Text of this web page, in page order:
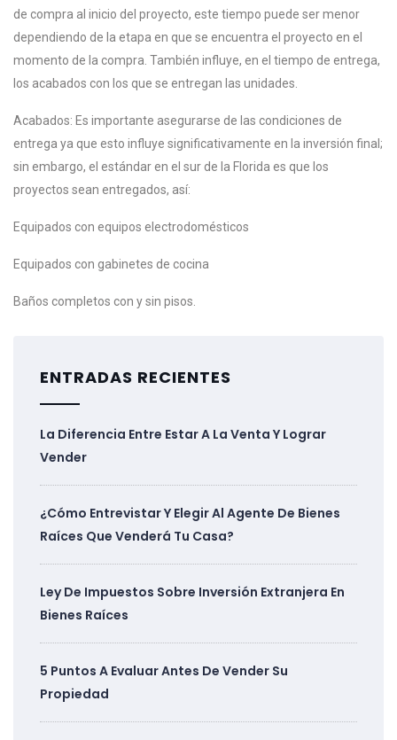
de compra al inicio del proyecto, este tiempo puede ser menor
dependiendo de la etapa en que se encuentra el proyecto en el
momento de la compra. También influye, en el tiempo de entrega,
los acabados con los que se entregan las unidades.
Acabados: Es importante asegurarse de las condiciones de
entrega ya que esto influye significativamente en la inversión final;
sin embargo, el estándar en el sur de la Florida es que los
proyectos sean entregados, así:
Equipados con equipos electrodomésticos
Equipados con gabinetes de cocina
Baños completos con y sin pisos.
ENTRADAS RECIENTES
La Diferencia Entre Estar A La Venta Y Lograr
Vender
¿Cómo Entrevistar Y Elegir Al Agente De Bienes
Raíces Que Venderá Tu Casa?
Ley De Impuestos Sobre Inversión Extranjera En
Bienes Raíces
5 Puntos A Evaluar Antes De Vender Su
Propiedad